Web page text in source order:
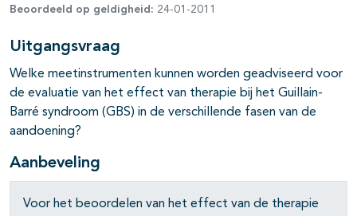
Beoordeeld op geldigheid: 24-01-2011
Uitgangsvraag
Welke meetinstrumenten kunnen worden geadviseerd voor
de evaluatie van het effect van therapie bij het Guillain-
Barré syndroom (GBS) in de verschillende fasen van de
aandoening?
Aanbeveling
Voor het beoordelen van het effect van de therapie